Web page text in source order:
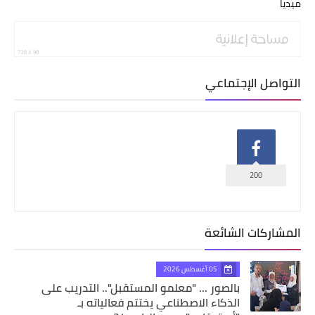
ميديا
التواصل الإجتماعي
200
المشاركات الشائعة
05 أغسطس 2026
بالصور ... "معلمو المستقبل".. التدريب على
الذكاء الاصطناعي يختتم فعالياته بـ